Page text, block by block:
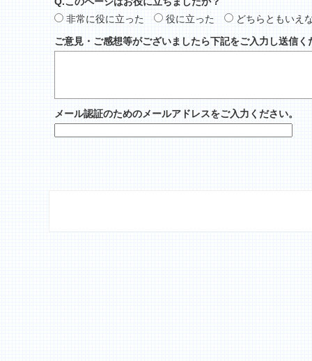
非常に役に立った
役に立った
どちらともいえ
ご意見・ご感想等がございましたら下記をご入力し送信く
メール認証のためのメールアドレスをご入力ください。